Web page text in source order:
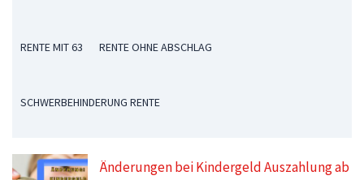
RENTE MIT 63 RENTE OHNE ABSCHLAG
SCHWERBEHINDERUNG RENTE
Änderungen bei Kindergeld Auszahlung ab